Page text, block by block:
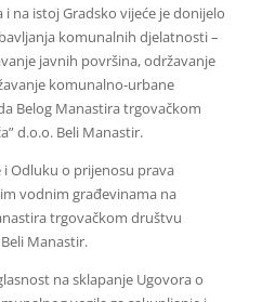
i na istoj Gradsko vijeće je donijelo
komunalnih djelatnosti –
javnih površina, održavanje
komunalno-urbane
Belog Manastira trgovačkom
d.o.o. Beli Manastir.
Odluku o prijenosu prava
vodnim građevinama na
trgovačkom društvu
Manastir.
na sklapanje Ugovora o